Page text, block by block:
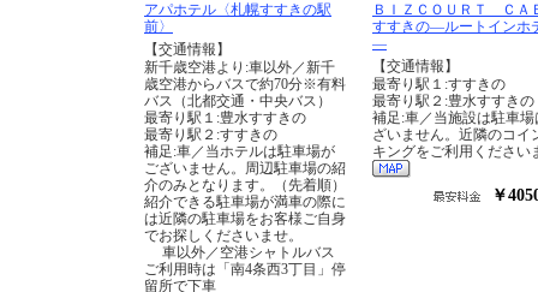
アパホテル〈札幌すすきの駅
前〉
【交通情報】
新千歳空港より:車以外／新千
歳空港からバスで約70分※有料
バス（北都交通・中央バス）
最寄り駅１:豊水すすきの
最寄り駅２:すすきの
補足:車／当ホテルは駐車場が
ございません。周辺駐車場の紹
介のみとなります。（先着順）
紹介できる駐車場が満車の際に
は近隣の駐車場をお客様ご自身
でお探しくださいませ。
車以外／空港シャトルバス
ご利用時は「南4条西3丁目」停
留所で下車
ＢＩＺＣＯＵＲＴ ＣＡ
すすきの―ルートインホ
―
【交通情報】
最寄り駅１:すすきの
最寄り駅２:豊水すすきの
補足:車／当施設は駐車場
ざいません。近隣のコイ
キングをご利用ください
￥